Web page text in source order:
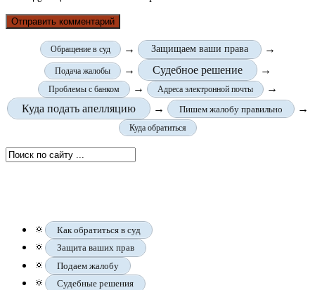
Обращение в суд → Защищаем ваши права →
Подача жалобы → Судебное решение →
Проблемы с банком → Адреса электронной почты
→
Куда подать апелляцию
→ Пишем жалобу правильно →
Куда обратиться
🔅 Как обратиться в суд
🔅 Защита ваших прав
🔅 Подаем жалобу
🔅 Судебные решения